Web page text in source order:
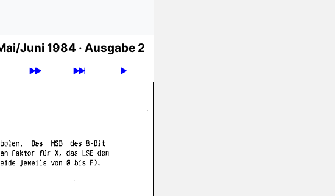
/Juni 1984 · Ausgabe 2